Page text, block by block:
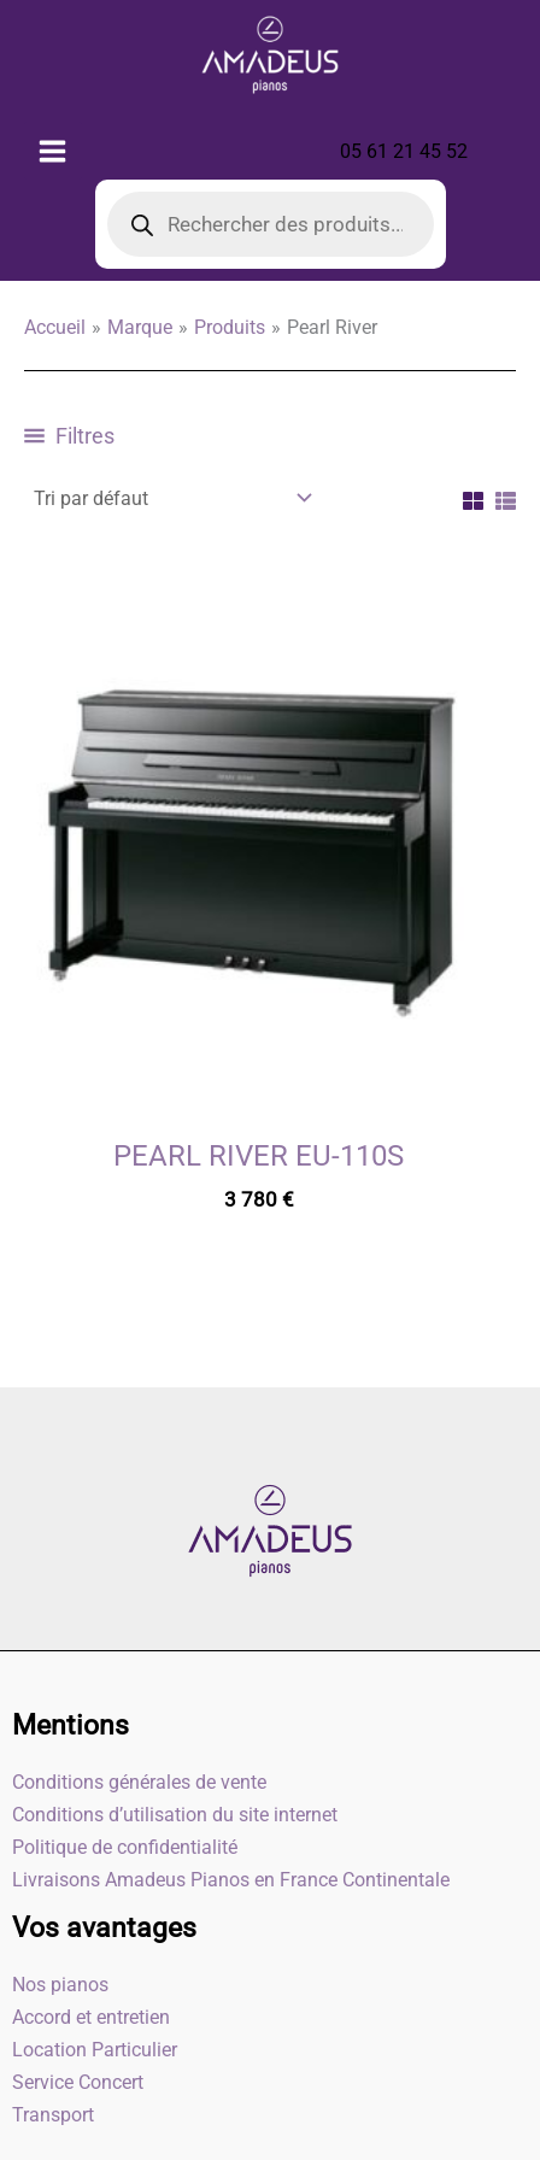
05 61 21 45 52
produits
Accueil Marque Produits Pearl River
Filtres
PEARL RIVER EU-110S
3 780 €
Mentions
Conditions générales de vente
Conditions d’utilisation du site internet
Politique de confidentialité
Livraisons Amadeus Pianos en France Continentale
Vos avantages
Nos pianos
Accord et entretien
Location Particulier
Service Concert
Transport